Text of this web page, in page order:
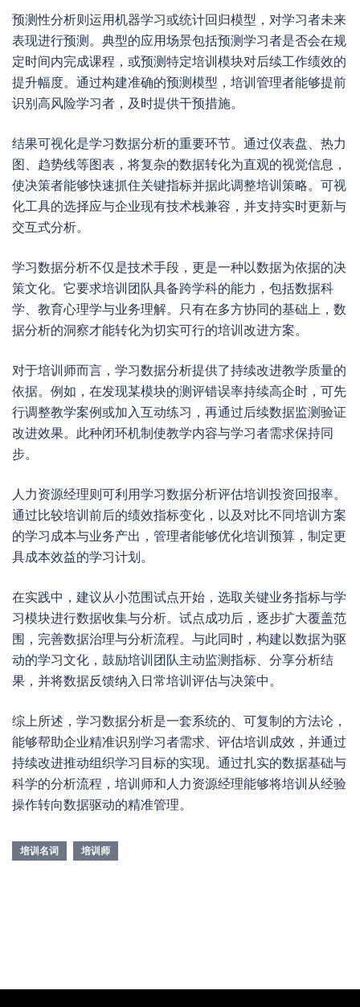
预测性分析则运用机器学习或统计回归模型，对学习者未来
表现进行预测。典型的应用场景包括预测学习者是否会在规
定时间内完成课程，或预测特定培训模块对后续工作绩效的
提升幅度。通过构建准确的预测模型，培训管理者能够提前
识别高风险学习者，及时提供干预措施。
结果可视化是学习数据分析的重要环节。通过仪表盘、热力
图、趋势线等图表，将复杂的数据转化为直观的视觉信息，
使决策者能够快速抓住关键指标并据此调整培训策略。可视
化工具的选择应与企业现有技术栈兼容，并支持实时更新与
交互式分析。
学习数据分析不仅是技术手段，更是一种以数据为依据的决
策文化。它要求培训团队具备跨学科的能力，包括数据科
学、教育心理学与业务理解。只有在多方协同的基础上，数
据分析的洞察才能转化为切实可行的培训改进方案。
对于培训师而言，学习数据分析提供了持续改进教学质量的
依据。例如，在发现某模块的测评错误率持续高企时，可先
行调整教学案例或加入互动练习，再通过后续数据监测验证
改进效果。此种闭环机制使教学内容与学习者需求保持同
步。
人力资源经理则可利用学习数据分析评估培训投资回报率。
通过比较培训前后的绩效指标变化，以及对比不同培训方案
的学习成本与业务产出，管理者能够优化培训预算，制定更
具成本效益的学习计划。
在实践中，建议从小范围试点开始，选取关键业务指标与学
习模块进行数据收集与分析。试点成功后，逐步扩大覆盖范
围，完善数据治理与分析流程。与此同时，构建以数据为驱
动的学习文化，鼓励培训团队主动监测指标、分享分析结
果，并将数据反馈纳入日常培训评估与决策中。
综上所述，学习数据分析是一套系统的、可复制的方法论，
能够帮助企业精准识别学习者需求、评估培训成效，并通过
持续改进推动组织学习目标的实现。通过扎实的数据基础与
科学的分析流程，培训师和人力资源经理能够将培训从经验
操作转向数据驱动的精准管理。
培训名词 培训师